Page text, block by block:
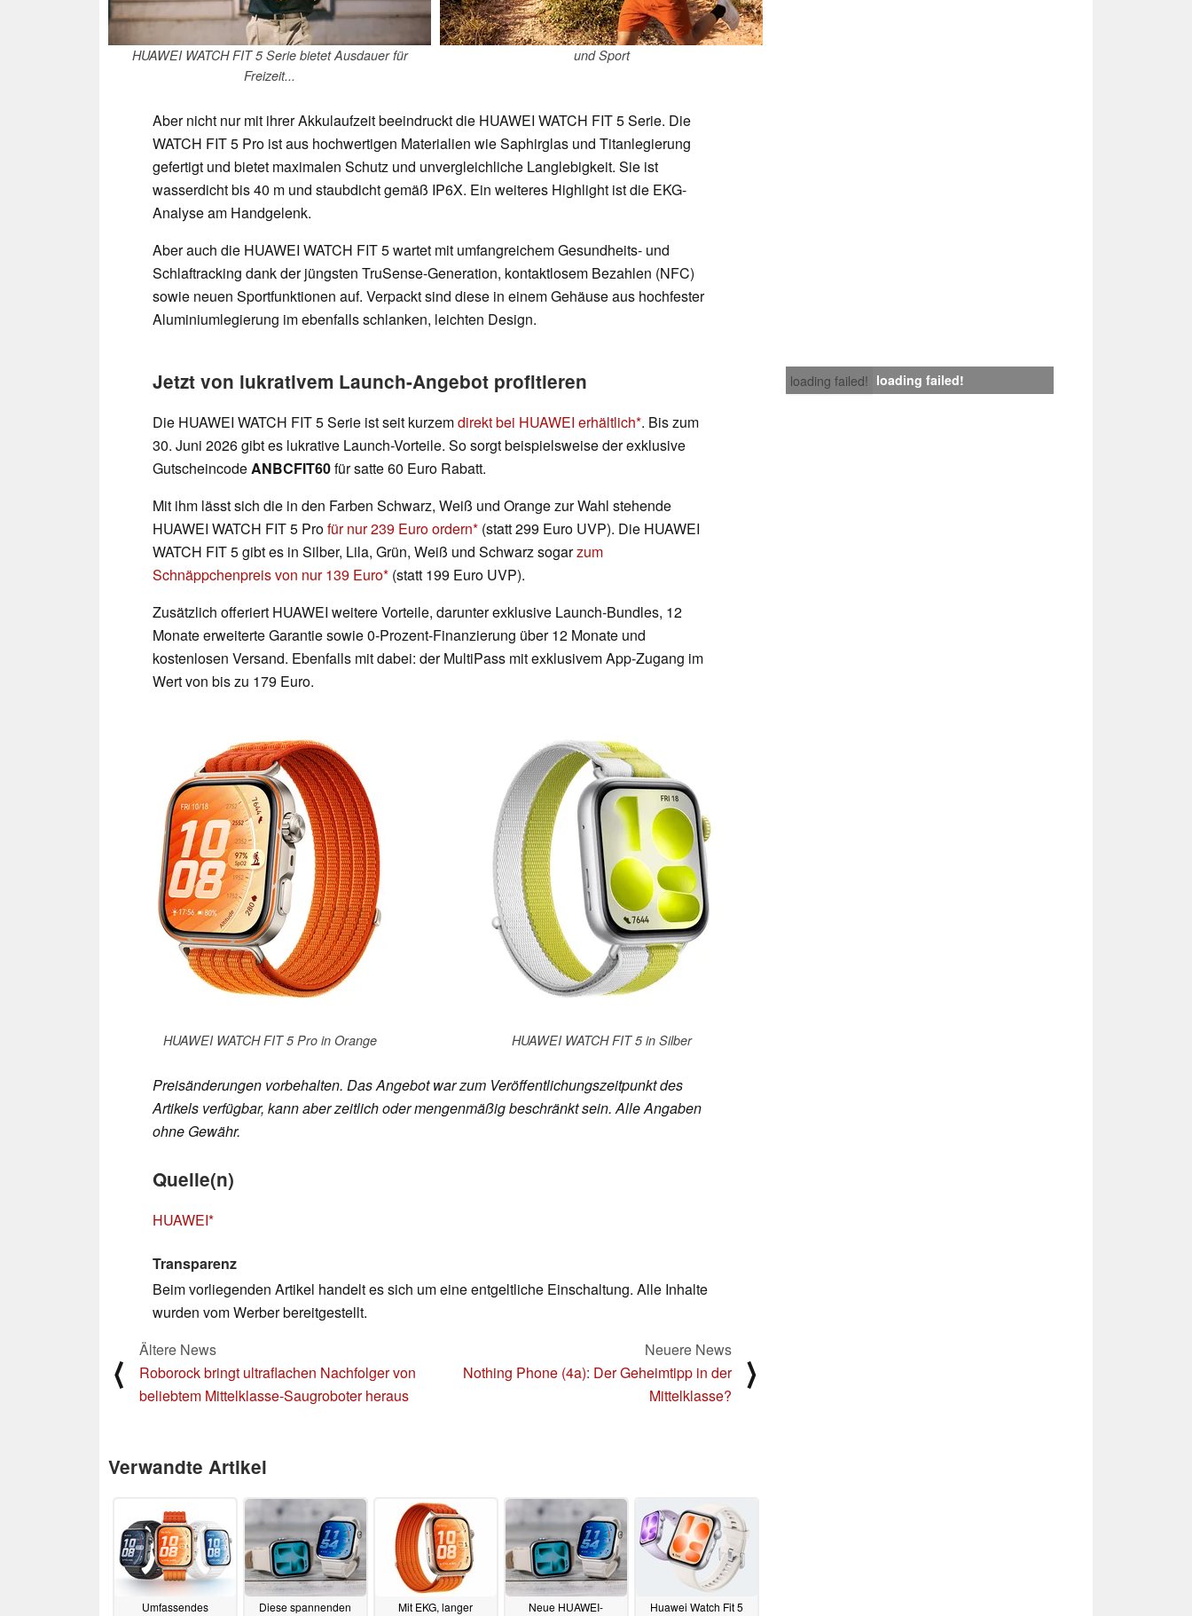
HUAWEI WATCH FIT 5 Serie bietet Ausdauer für
Freizeit...
und Sport
Aber nicht nur mit ihrer Akkulaufzeit beeindruckt die HUAWEI WATCH FIT 5 Serie. Die
WATCH FIT 5 Pro ist aus hochwertigen Materialien wie Saphirglas und Titanlegierung
gefertigt und bietet maximalen Schutz und unvergleichliche Langlebigkeit. Sie ist
wasserdicht bis 40 m und staubdicht gemäß IP6X. Ein weiteres Highlight ist die EKG-
Analyse am Handgelenk.
Aber auch die HUAWEI WATCH FIT 5 wartet mit umfangreichem Gesundheits- und
Schlaftracking dank der jüngsten TruSense-Generation, kontaktlosem Bezahlen (NFC)
sowie neuen Sportfunktionen auf. Verpackt sind diese in einem Gehäuse aus hochfester
Aluminiumlegierung im ebenfalls schlanken, leichten Design.
loading failed! loading failed!
Jetzt von lukrativem Launch-Angebot profitieren
Die HUAWEI WATCH FIT 5 Serie ist seit kurzemdirekt bei HUAWEI erhältlich . Bis zum
30. Juni 2026 gibt es lukrative Launch-Vorteile. So sorgt beispielsweise der exklusive
GutscheincodeANBCFIT60für satte 60 Euro Rabatt.
Mit ihm lässt sich die in den Farben Schwarz, Weiß und Orange zur Wahl stehende
HUAWEI WATCH FIT 5 Profür nur 239 Euro ordern (statt 299 Euro UVP). Die HUAWEI
WATCH FIT 5 gibt es in Silber, Lila, Grün, Weiß und Schwarz sogarzum
Schnäppchenpreis von nur 139 Euro (statt 199 Euro UVP).
Zusätzlich offeriert HUAWEI weitere Vorteile, darunter exklusive Launch-Bundles, 12
Monate erweiterte Garantie sowie 0-Prozent-Finanzierung über 12 Monate und
kostenlosen Versand. Ebenfalls mit dabei: der MultiPass mit exklusivem App-Zugang im
Wert von bis zu 179 Euro.
HUAWEI WATCH FIT 5 Pro in Orange HUAWEI WATCH FIT 5 in Silber
Preisänderungen vorbehalten. Das Angebot war zum Veröffentlichungszeitpunkt des
Artikels verfügbar, kann aber zeitlich oder mengenmäßig beschränkt sein. Alle Angaben
ohne Gewähr.
Quelle(n)
HUAWEI
Transparenz
Beim vorliegenden Artikel handelt es sich um eine entgeltliche Einschaltung. Alle Inhalte
wurden vom Werber bereitgestellt.
⟨
Ältere News
Roborock bringt ultraflachen Nachfolger von
beliebtem Mittelklasse-Saugroboter heraus
Neuere News
Nothing Phone (4a): Der Geheimtipp in der
Mittelklasse?
⟩
Verwandte Artikel
Umfassendes Diese spannenden Mit EKG, langer Neue HUAWEI- Huawei Watch Fit 5